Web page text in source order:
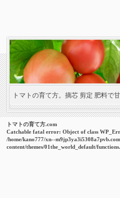
トマトの育て方。摘芯 剪定 肥料で
トマトの育て方.com
Catchable fatal error: Object of class
/home/kano777/xn--
content/themes/01the_world_default/